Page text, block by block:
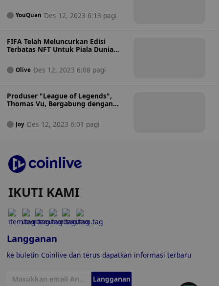
YouQuan Des 12, 2023 6:13 pagi
FIFA Telah Meluncurkan Edisi
Terbatas NFT Untuk Piala Dunia
Olive Des 12, 2023 6:08 pagi
Produser "League of Legends",
Thomas Vu, Bergabung dengan
Metaverse
Joy Des 12, 2023 6:01 pagi
IKUTI KAMI
Langganan
ke buletin Coinlive dan terus dapatkan informasi terbaru
Langganan